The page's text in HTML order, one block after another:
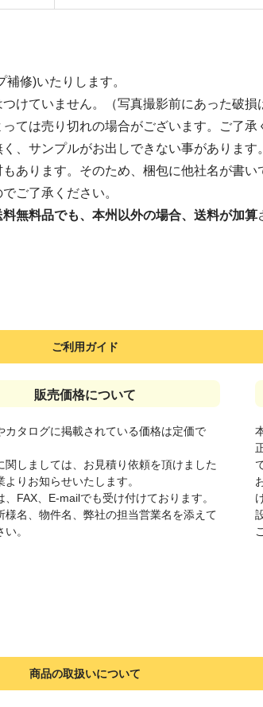
修)いたりします。
けていません。（写真撮影前にあった破損
ては売り切れの場合がございます。ご了承
、サンプルがお出しできない事があります
あります。そのため、梱包に他社名が書い
ご了承ください。
料無料品でも、本州以外の場合、送料が加算
ご利用ガイド
販売価格について
カタログに掲載されている価格は定価で
関しましては、お見積り依頼を頂けました
よりお知らせいたします。
、FAX、E-mailでも受け付けております。
様名、物件名、弊社の担当営業名を添えて
。
商品の取扱いについて